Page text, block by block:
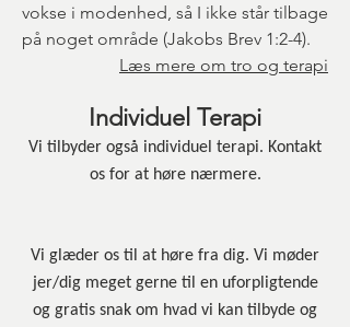
vokse i modenhed, så I ikke står tilbage
på noget område (Jakobs Brev 1:2-4).
Læs mere om tro og terapi
Individuel Terapi
Vi tilbyder også individuel terapi. Kontakt
os for at høre nærmere.
Vi glæder os til at høre fra dig. Vi møder
jer/dig meget gerne til en uforpligtende
og gratis snak om hvad vi kan tilbyde og